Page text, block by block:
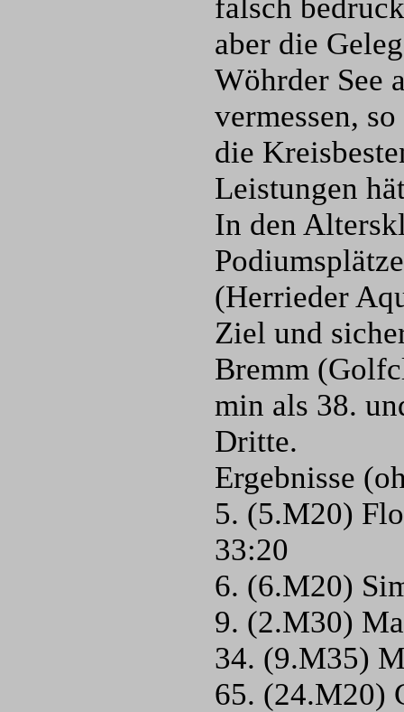
falsch
aber die
Wöhrder See
vermessen,
die
Leistungen
In den
(Herrieder
Ziel und
Bremm
min als 38.
Dritte.
Ergebnisse
5. (5.M20)
33:20
6. (6.M20)
9. (2.M30)
34. (9.M35)
65. (24.M20)